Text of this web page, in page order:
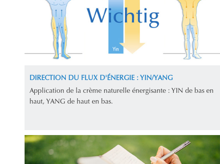
DIRECTION DU FLUX D'ÉNERGIE : YIN/YANG
Application de la crème naturelle énergisante : YIN de bas en
haut, YANG de haut en bas.